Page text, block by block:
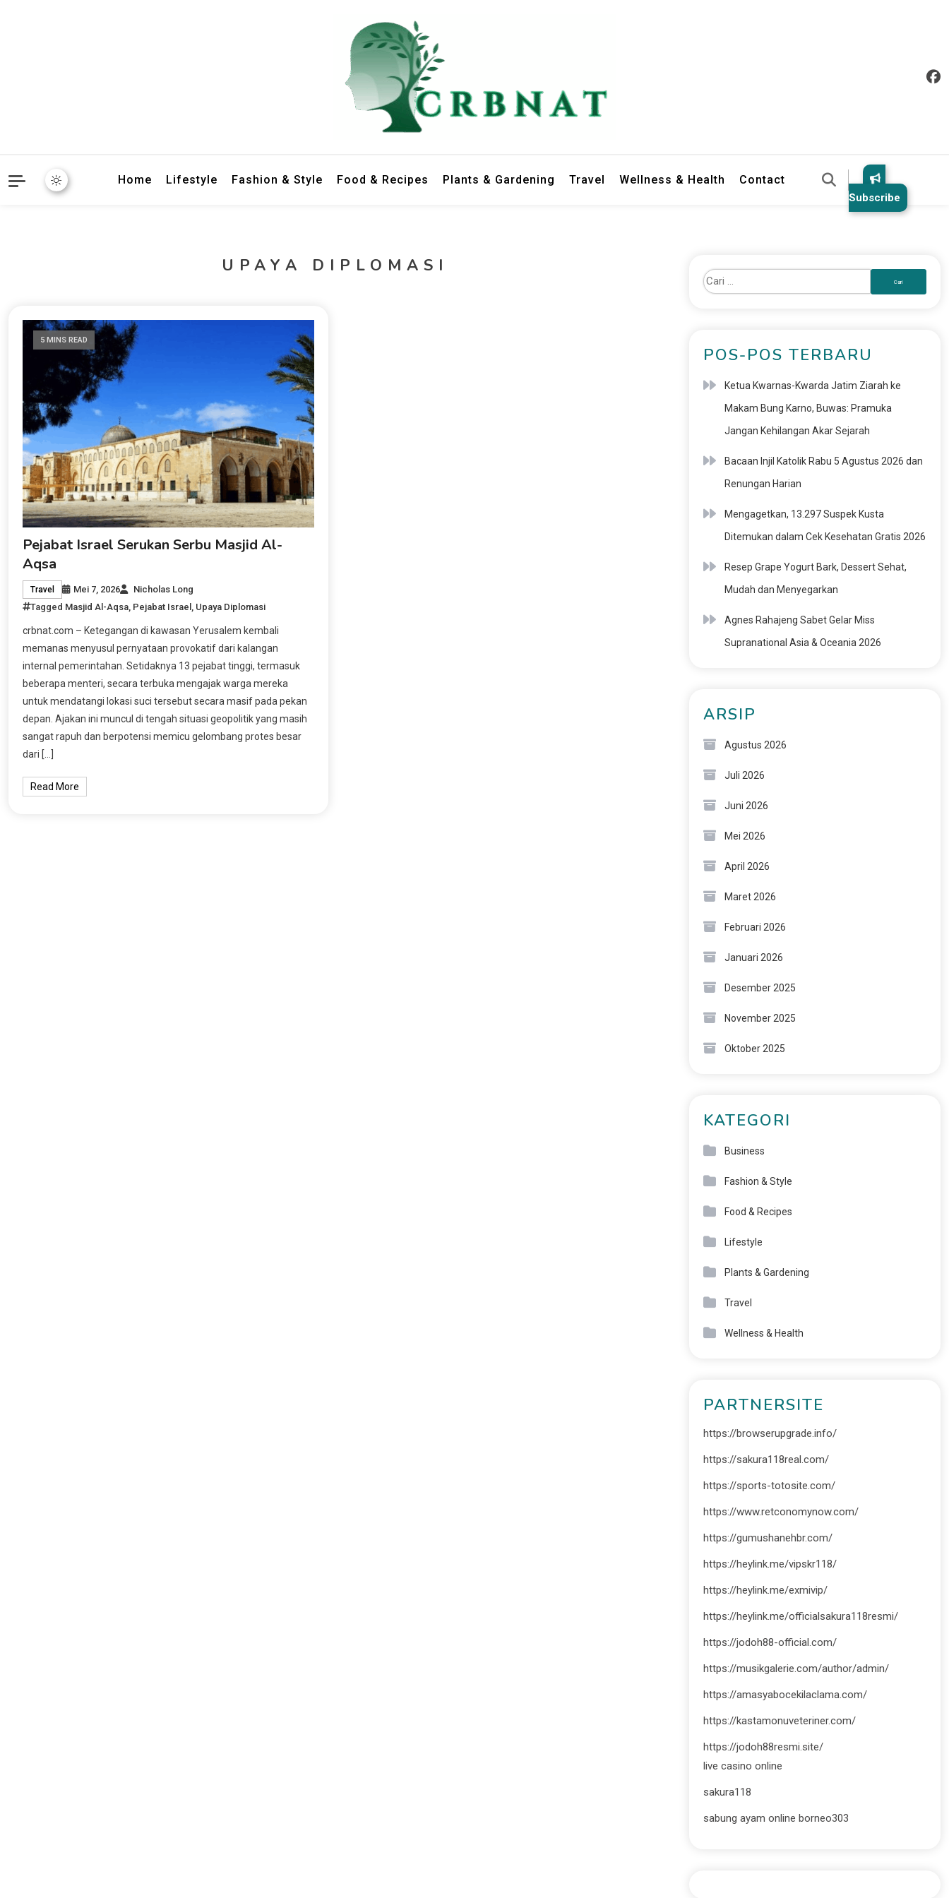
Home Lifestyle Fashion & Style Food & Recipes Plants & Gardening Travel Wellness & Health Contact
Subscribe
UPAYA DIPLOMASI
5 MINS READ
Pejabat Israel Serukan Serbu Masjid Al-
Aqsa
Travel Mei 7, 2026
Nicholas Long
Tagged Masjid Al-Aqsa Pejabat Israel Upaya Diplomasi
crbnat.com – Ketegangan di kawasan Yerusalem kembali
memanas menyusul pernyataan provokatif dari kalangan
internal pemerintahan. Setidaknya 13 pejabat tinggi, termasuk
beberapa menteri, secara terbuka mengajak warga mereka
untuk mendatangi lokasi suci tersebut secara masif pada pekan
depan. Ajakan ini muncul di tengah situasi geopolitik yang masih
sangat rapuh dan berpotensi memicu gelombang protes besar
dari […]
Read More
POS-POS TERBARU
Ketua Kwarnas-Kwarda Jatim Ziarah ke
Makam Bung Karno, Buwas: Pramuka
Jangan Kehilangan Akar Sejarah
Bacaan Injil Katolik Rabu 5 Agustus 2026 dan
Renungan Harian
Mengagetkan, 13.297 Suspek Kusta
Ditemukan dalam Cek Kesehatan Gratis 2026
Resep Grape Yogurt Bark, Dessert Sehat,
Mudah dan Menyegarkan
Agnes Rahajeng Sabet Gelar Miss
Supranational Asia & Oceania 2026
ARSIP
Agustus 2026
Juli 2026
Juni 2026
Mei 2026
April 2026
Maret 2026
Februari 2026
Januari 2026
Desember 2025
November 2025
Oktober 2025
KATEGORI
Business
Fashion & Style
Food & Recipes
Lifestyle
Plants & Gardening
Travel
Wellness & Health
PARTNERSITE
https://browserupgrade.info/
https://sakura118real.com/
https://sports-totosite.com/
https://www.retconomynow.com/
https://gumushanehbr.com/
https://heylink.me/vipskr118/
https://heylink.me/exmivip/
https://heylink.me/officialsakura118resmi/
https://jodoh88-official.com/
https://musikgalerie.com/author/admin/
https://amasyabocekilaclama.com/
https://kastamonuveteriner.com/
https://jodoh88resmi.site/
live casino online
sakura118
sabung ayam online borneo303